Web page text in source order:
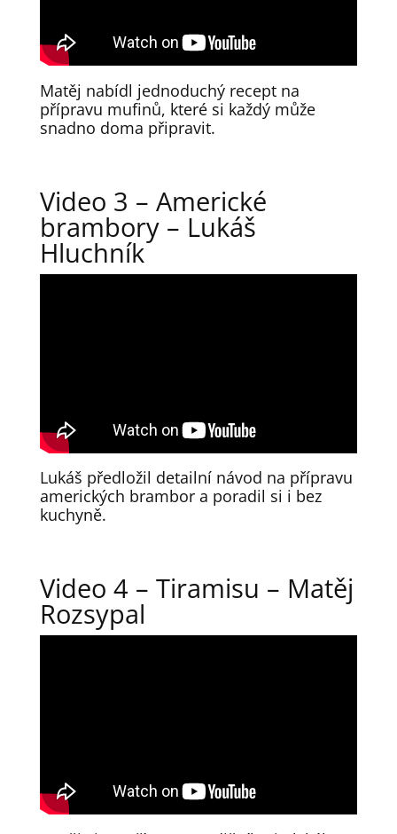
Matěj nabídl jednoduchý recept na
přípravu mufinů, které si každý může
snadno doma připravit.
Video 3 – Americké
brambory – Lukáš
Hluchník
Lukáš předložil detailní návod na přípravu
amerických brambor a poradil si i bez
kuchyně.
Video 4 – Tiramisu – Matěj
Rozsypal